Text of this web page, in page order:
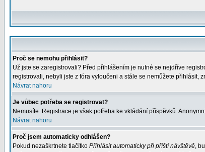
Proč se nemohu přihlásit?
Už jste se zaregistrovali? Před přihlášením je nutné se nejdříve
registrovali, nebyli jste z fóra vyloučeni a stále se nemůžete přihlásit,
Návrat nahoru
Je vůbec potřeba se registrovat?
Nemusíte. Registrace je však potřeba ke vkládání příspěvků.
Návrat nahoru
Proč jsem automaticky odhlášen?
Pokud nezaškrtnete tlačítko Přihlásit automaticky při příští návštěvě,